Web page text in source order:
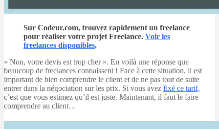
Sur Codeur.com, trouvez rapidement un freelance
pour réaliser votre projet Freelance. Voir les
freelances disponibles.
« Non, votre devis est trop cher ». En voilà une réponse que
beaucoup de freelances connaissent ! Face à cette situation, il est
important de bien comprendre le client et de ne pas tout de suite
entrer dans la négociation sur les prix. Si vous avez fixé ce tarif,
c’est que vous estimez qu’il est juste. Maintenant, il faut le faire
comprendre au client…